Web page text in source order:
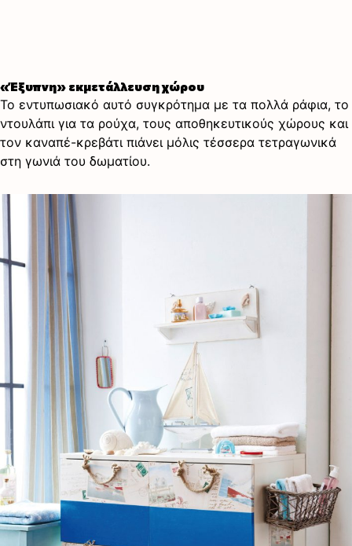
«Έξυπνη» εκμετάλλευση χώρου
Το εντυπωσιακό αυτό συγκρότημα με τα πολλά ράφια, το
ντουλάπι για τα ρούχα, τους αποθηκευτικούς χώρους και
τον καναπέ-κρεβάτι πιάνει μόλις τέσσερα τετραγωνικά
στη γωνιά του δωματίου.